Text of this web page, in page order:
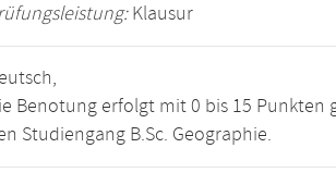
Klausur
Benotung erfolgt mit 0 bis 15
Studiengang B.Sc. Geographie.